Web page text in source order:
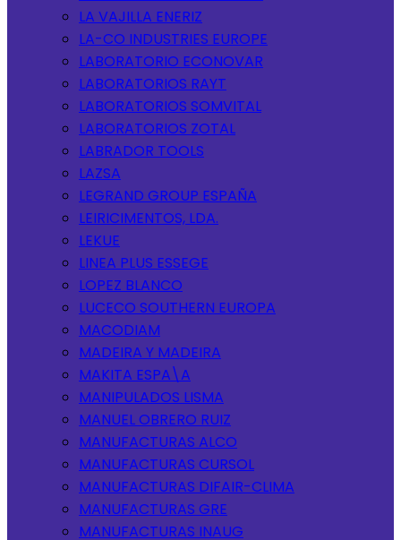
LA VAJILLA ENERIZ
LA-CO INDUSTRIES EUROPE
LABORATORIO ECONOVAR
LABORATORIOS RAYT
LABORATORIOS SOMVITAL
LABORATORIOS ZOTAL
LABRADOR TOOLS
LAZSA
LEGRAND GROUP ESPAÑA
LEIRICIMENTOS, LDA.
LEKUE
LINEA PLUS ESSEGE
LOPEZ BLANCO
LUCECO SOUTHERN EUROPA
MACODIAM
MADEIRA Y MADEIRA
MAKITA ESPA\A
MANIPULADOS LISMA
MANUEL OBRERO RUIZ
MANUFACTURAS ALCO
MANUFACTURAS CURSOL
MANUFACTURAS DIFAIR-CLIMA
MANUFACTURAS GRE
MANUFACTURAS INAUG